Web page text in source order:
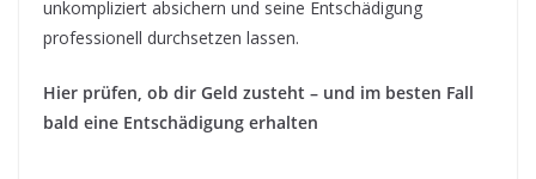
unkompliziert absichern und seine Entschädigung
professionell durchsetzen lassen.
Hier prüfen, ob dir Geld zusteht – und im besten Fall
bald eine Entschädigung erhalten